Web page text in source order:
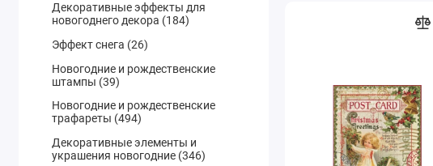
Декоративные эффекты для
новогоднего декора (184)
Эффект снега (26)
Новогодние и рождественские
штампы (39)
Новогодние и рождественские
трафареты (494)
Декоративные элементы и
украшения новогодние (346)